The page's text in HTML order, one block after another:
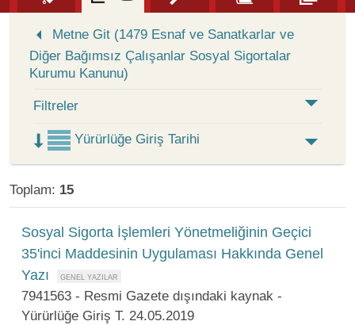
Metne Git (1479 Esnaf ve Sanatkarlar ve
Diğer Bağımsız Çalışanlar Sosyal Sigortalar
Kurumu Kanunu)
Filtreler
Yürürlüğe Giriş Tarihi
Toplam: 15
Sosyal Sigorta İşlemleri Yönetmeliğinin Geçici
35'inci Maddesinin Uygulaması Hakkında Genel
Yazı
7941563 - Resmi Gazete dışındaki kaynak -
Yürürlüğe Giriş T. 24.05.2019